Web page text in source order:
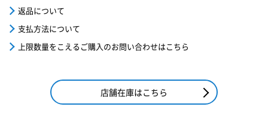
返品について
支払方法について
上限数量をこえるご購入のお問い合わせはこちら
店舗在庫はこちら